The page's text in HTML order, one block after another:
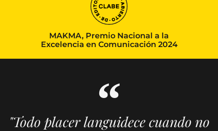
MAKMA, Premio Nacional a la
Excelencia en Comunicación 2024
"Todo placer languidece cuando no